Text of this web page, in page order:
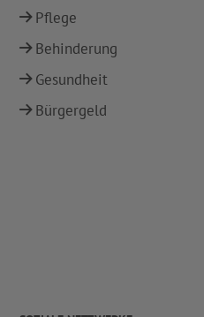
Pflege
Behinderung
Gesundheit
Bürgergeld